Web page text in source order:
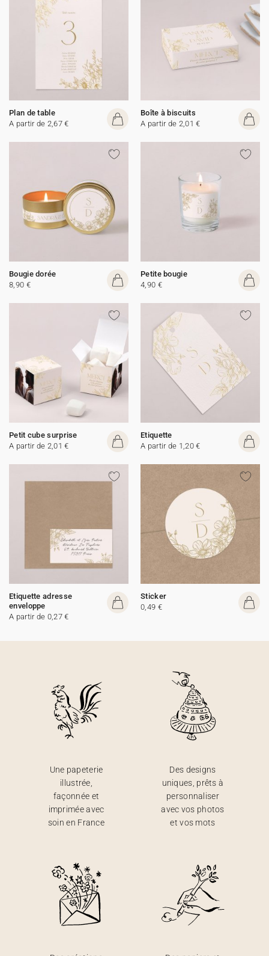
Plan de table
A partir de 2,67 €
Boîte à biscuits
A partir de 2,01 €
Bougie dorée
8,90 €
Petite bougie
4,90 €
Petit cube surprise
A partir de 2,01 €
Etiquette
A partir de 1,20 €
Etiquette adresse
enveloppe
A partir de 0,27 €
Sticker
0,49 €
Une papeterie
illustrée,
façonnée et
imprimée avec
soin en France
Des designs
uniques, prêts à
personnaliser
avec vos photos
et vos mots